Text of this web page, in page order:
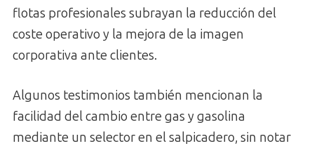
flotas profesionales subrayan la reducción del
coste operativo y la mejora de la imagen
corporativa ante clientes.
Algunos testimonios también mencionan la
facilidad del cambio entre gas y gasolina
mediante un selector en el salpicadero, sin notar